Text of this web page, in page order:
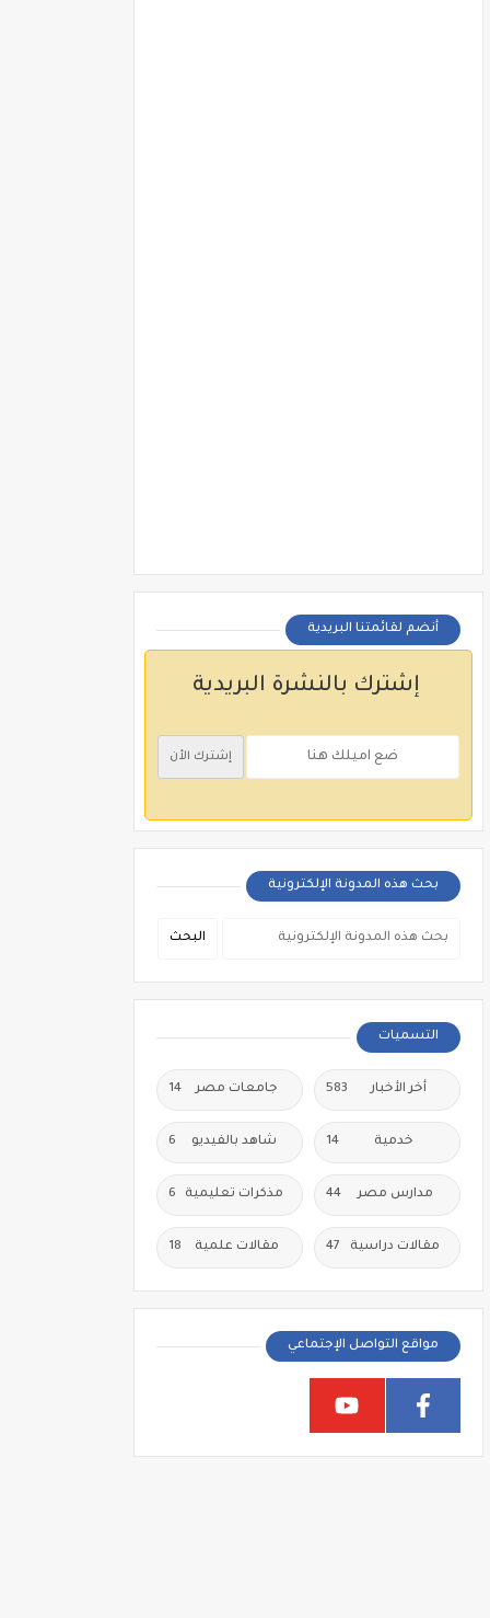
أنضم لقائمتنا البريدية
إشترك بالنشرة البريدية
بحث هذه المدونة الإلكترونية
التسميات
أخر الأخبار 583 جامعات مصر 14
خدمية 14 شاهد بالفيديو 6
مدارس مصر 44 مذكرات تعليمية 6
مقالات دراسية 47 مقالات علمية 18
مواقع التواصل الإجتماعي